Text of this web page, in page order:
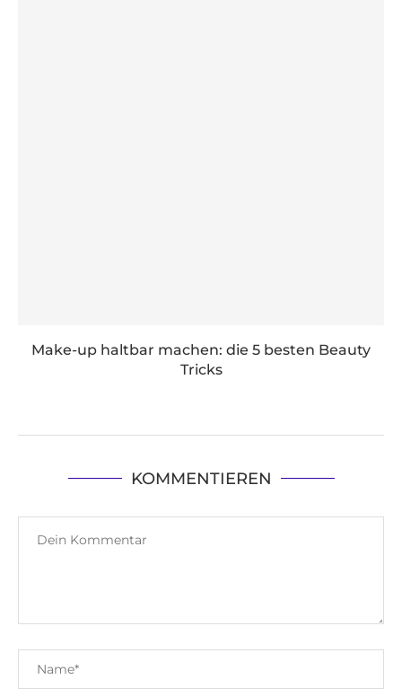
Make-up haltbar machen: die 5 besten Beauty
Tricks
KOMMENTIEREN